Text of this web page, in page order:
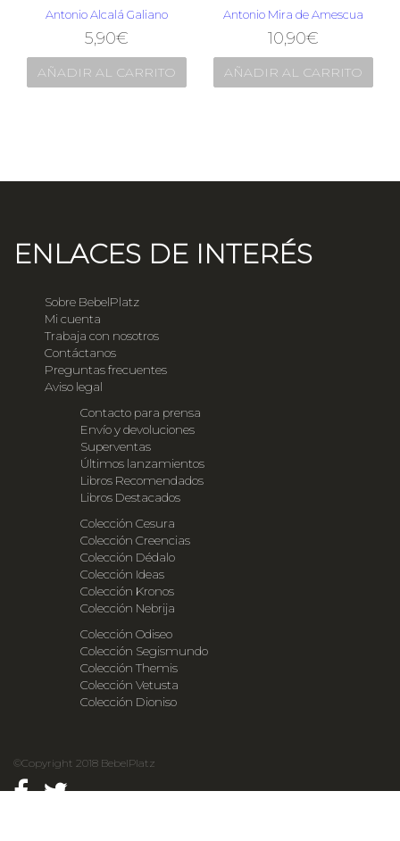
Antonio Alcalá Galiano
5,90€
AÑADIR AL CARRITO
Antonio Mira de Amescua
10,90€
AÑADIR AL CARRITO
ENLACES DE INTERÉS
Sobre BebelPlatz
Mi cuenta
Trabaja con nosotros
Contáctanos
Preguntas frecuentes
Aviso legal
Contacto para prensa
Envío y devoluciones
Superventas
Últimos lanzamientos
Libros Recomendados
Libros Destacados
Colección Cesura
Colección Creencias
Colección Dédalo
Colección Ideas
Colección Kronos
Colección Nebrija
Colección Odiseo
Colección Segismundo
Colección Themis
Colección Vetusta
Colección Dioniso
©Copyright 2018 BebelPlatz